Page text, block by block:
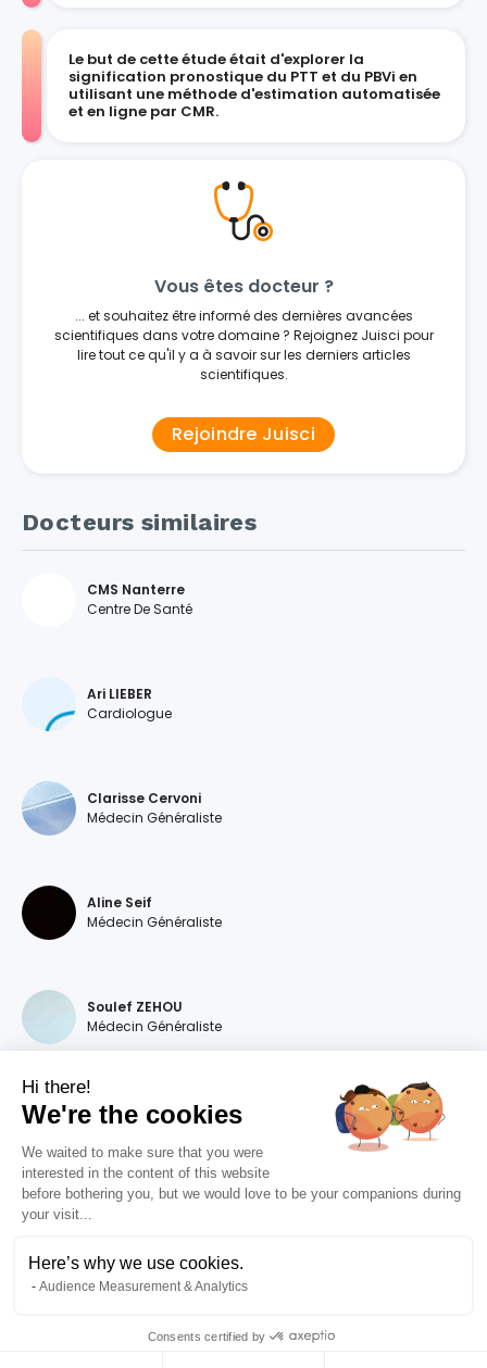
Le but de cette étude était d'explorer la
signification pronostique du PTT et du PBVi en
utilisant une méthode d'estimation automatisée
et en ligne par CMR.
Vous êtes docteur ?
... et souhaitez être informé des dernières avancées
scientifiques dans votre domaine ? Rejoignez Juisci pour
lire tout ce qu'il y a à savoir sur les derniers articles
scientifiques.
Rejoindre Juisci
Docteurs similaires
CMS Nanterre
Centre De Santé
Ari LIEBER
Cardiologue
Clarisse Cervoni
Médecin Généraliste
Aline Seif
Médecin Généraliste
Soulef ZEHOU
Médecin Généraliste
Magdalena DEVILLERS
Diana MOURAO BALSA
Médecin Généraliste
Hi there!
We're the cookies
We waited to make sure that you were
interested in the content of this website
before bothering you, but we would love to be your companions during
your visit...
Here’s why we use cookies.
Audience Measurement & Analytics
Consents certified by